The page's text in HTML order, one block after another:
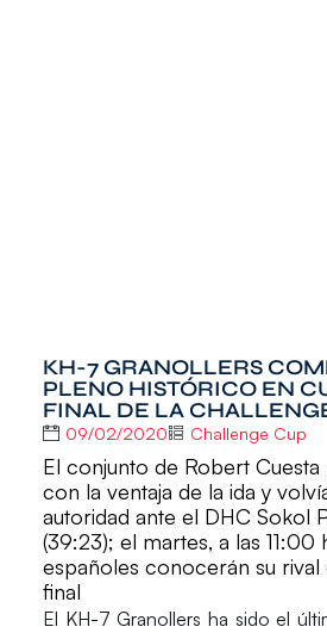
KH-7 GRANOLLERS
PLENO HISTÓRICO EN
FINAL DE LA
09/02/2020 Challenge Cup
El conjunto de Robert
con la ventaja de la ida y
autoridad ante el DHC Sokol
(39:23); el martes, a las 11:00
españoles conocerán su
final
El KH-7 Granollers ha sido el